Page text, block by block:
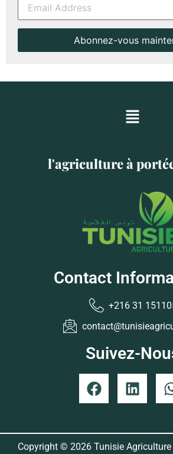
l'agriculture à
Contact
+216 31
Suivez-
Copyright © 2026 Tunisie